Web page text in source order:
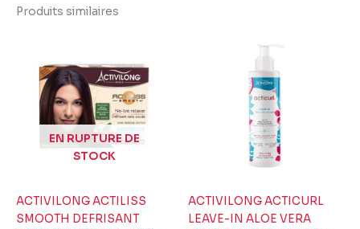
Produits similaires
EN RUPTURE DE
STOCK
ACTIVILONG ACTILISS
SMOOTH DEFRISANT
ACTIVILONG ACTICURL
LEAVE-IN ALOE VERA